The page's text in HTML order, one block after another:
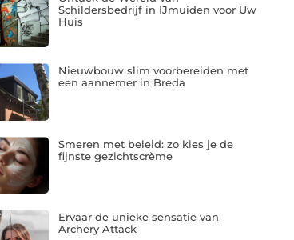
Schildersbedrijf in IJmuiden voor Uw
Huis
Nieuwbouw slim voorbereiden met
een aannemer in Breda
Smeren met beleid: zo kies je de
fijnste gezichtscrème
Ervaar de unieke sensatie van
Archery Attack